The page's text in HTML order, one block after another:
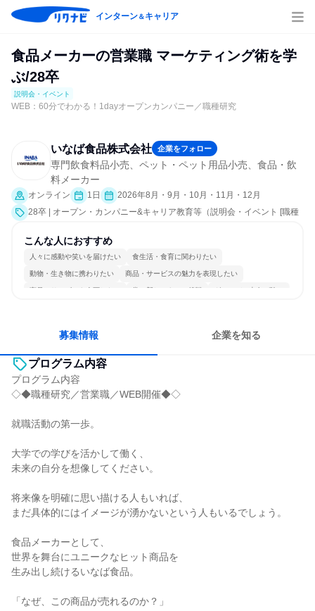
インターン＆キャリア
食品メーカーの営業職 マーケティング術を学
ぶ/28卒
説明会・イベント
WEB：60分でわかる！1dayオープンカンパニー／職種研究
いなば食品株式会社 企業をフォロー
専門飲食料品小売、ペット・ペット用品小売、食品・飲
料メーカー
オンライン 1日
2026年8月・9月・10月・11月・12月
28卒 | オープン・カンパニー&キャリア教育等（説明会・イベント [職種
こんな人におすすめ
人々に感動や笑いを届けたい 食生活・食育に関わりたい
動物・生き物に携わりたい 商品・サービスの魅力を表現したい
商品・サービスを企画したい 常に新しいものに挑戦 グローバル志向が強い
募集情報 企業を知る
プログラム内容
プログラム内容
◇◆職種研究／営業職／WEB開催◆◇
就職活動の第一歩。
大学での学びを活かして働く、
未来の自分を想像してください。
将来像を明確に思い描ける人もいれば、
まだ具体的にはイメージが湧かないという人もいるでしょう。
食品メーカーとして、
世界を舞台にユニークなヒット商品を
生み出し続けるいなば食品。
「なぜ、この商品が売れるのか？」